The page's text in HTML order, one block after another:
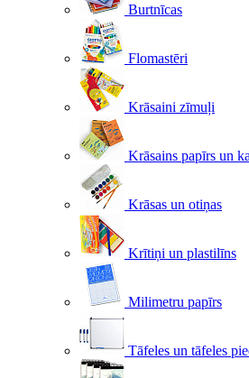
Burtnīcas
Flomastēri
Krāsaini zīmuļi
Krāsains papīrs un
Krāsas un otiņas
Krītiņi un plastilīns
Milimetru papīrs
Tāfeles un tāfeles